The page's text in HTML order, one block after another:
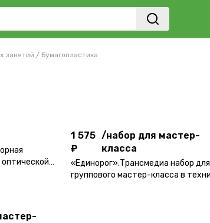
занятий / Бумагопластика
1 575
₽
/набор для мастер-
класса
«Единорог».Трансмедиа набор для
группового мастер-класса в технике